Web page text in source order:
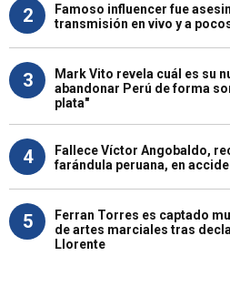
2
Famoso influencer fue
transmisión en vivo y a
3
Mark Vito revela cuál es su
abandonar Perú de forma
plata"
4
Fallece Víctor Angobaldo,
farándula peruana, en
5
Ferran Torres es captado
de artes marciales tras
Llorente